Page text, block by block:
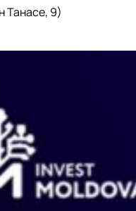
Танасе, 9)